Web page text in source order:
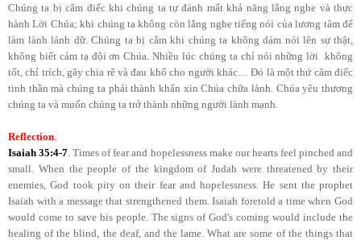
Chúng ta bị câm điếc khi chúng ta tự đánh mất khả năng lắng nghe và thực
hành Lời Chúa; khi chúng ta không còn lắng nghe tiếng nói của lương tâm để
làm lành lánh dữ. Chúng ta bị câm khi chúng ta không dám nói lên sự thật,
không biết cảm tạ đội ơn Chúa. Nhiều lúc chúng ta chỉ nói những lời không
tốt, chỉ trích, gây chia rẽ và đau khổ cho người khác… Đó là một thứ câm điếc
tinh thần mà chúng ta phải thành khẩn xin Chúa chữa lành. Chúa yêu thương
chúng ta và muốn chúng ta trở thành những người lành mạnh.
Reflection
Isaiah 35:4-7 Times of fear and hopelessness make our hearts feel pinched and
small. When the people of the kingdom of Judah were threatened by their
enemies, God took pity on their fear and hopelessness. He sent the prophet
Isaiah with a message that strengthened them. Isaiah foretold a time when God
would come to save his people. The signs of God's coming would include the
healing of the blind, the deaf, and the lame. What are some of the things that